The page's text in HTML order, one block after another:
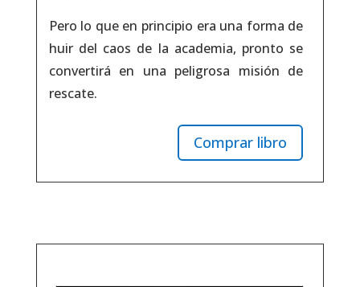
Pero lo que en principio era una forma de
huir del caos de la academia, pronto se
convertirá en una peligrosa misión de
rescate.
Comprar libro